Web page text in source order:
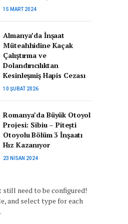
15 MART 2024
Almanya’da İnşaat
Müteahhidine Kaçak
Çalıştırma ve
Dolandırıcılıktan
Kesinleşmiş Hapis Cezası
10 ŞUBAT 2026
Romanya’da Büyük Otoyol
Projesi: Sibiu – Pitești
Otoyolu Bölüm 3 İnşaatı
Hız Kazanıyor
23 NISAN 2024
still need to be configured!
and select type for each